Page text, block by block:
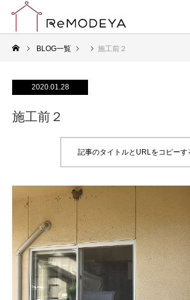
BLOG一覧 施工前２
2020.01.28
施工前２
記事のタイトルとURLをコピーす